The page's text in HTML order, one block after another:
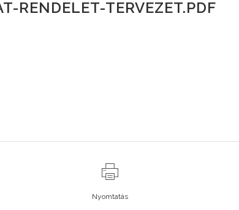
RENDELET-TERVEZET.PDF
Nyomtatás